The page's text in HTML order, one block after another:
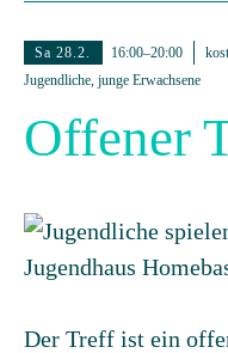
Sa 28.2. 16:00–20:00
Jugendliche, junge Erwachsene
Offener
Der Treff ist ein